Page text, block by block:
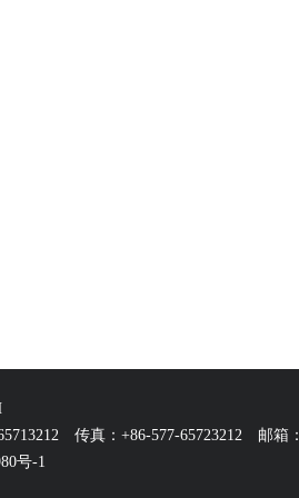
传真：+86-577-65723212 邮箱：
号-1